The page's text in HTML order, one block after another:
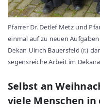
Pfarrer Dr. Detlef Metz und
einmal auf zu neuen
Dekan Ulrich Bauersfeld (r.)
segensreiche Arbeit im
Selbst an
viele Menschen in